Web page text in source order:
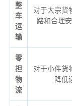
整
车
运
输
对于大宗货
路和合理
零
担
物
流
对于小件货
降低